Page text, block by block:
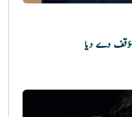
مؤقف دے دیا